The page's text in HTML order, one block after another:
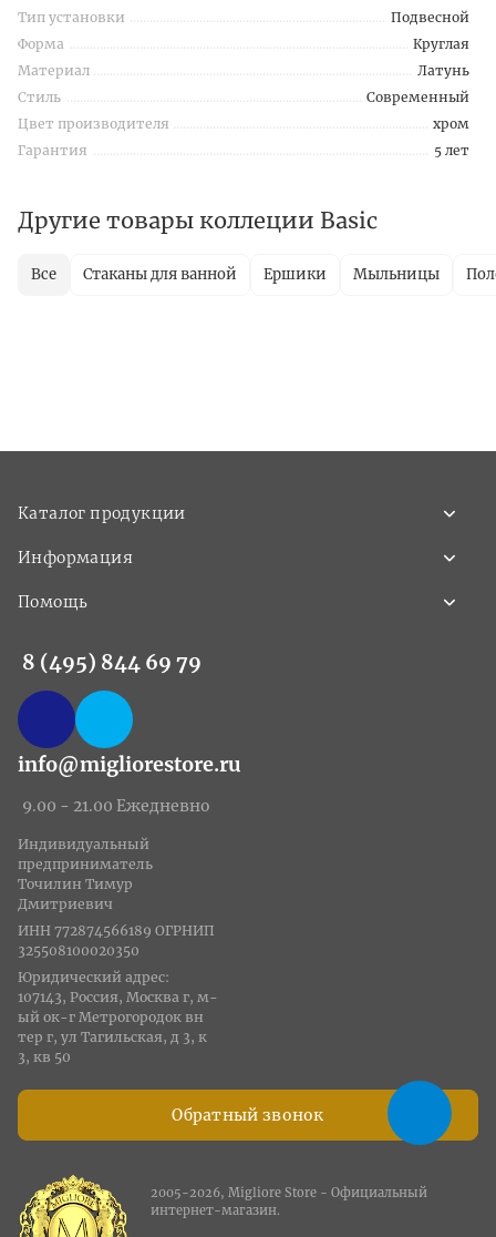
Тип установки
Подвесной
Форма
Круглая
Материал
Латунь
Стиль
Современный
Цвет производителя
хром
Гарантия
5 лет
Другие товары коллеции Basic
Все Стаканы для ванной Ершики Мыльницы
Каталог продукции
Информация
Помощь
8 (495) 844 69 79
info@migliorestore.ru
9.00 - 21.00 Ежедневно
Обратный звонок
Индивидуальный
предприниматель
Точилин Тимур
Дмитриевич
ИНН 772874566189 ОГРНИП
325508100020350
Юридический адрес:
107143, Россия, Москва г, м-
ый ок-г Метрогородок вн
тер г, ул Тагильская, д 3, к
3, кв 50
2005-2026, Migliore Store - Официальный
интернет-магазин.